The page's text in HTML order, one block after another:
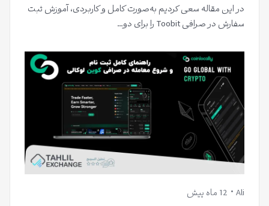
در این مقاله سعی کردیم به‌صورت کامل و کاربردی، آموزش ثبت
سفارش در صرافی Toobit را برای دو…
Ali 12 ماه پیش